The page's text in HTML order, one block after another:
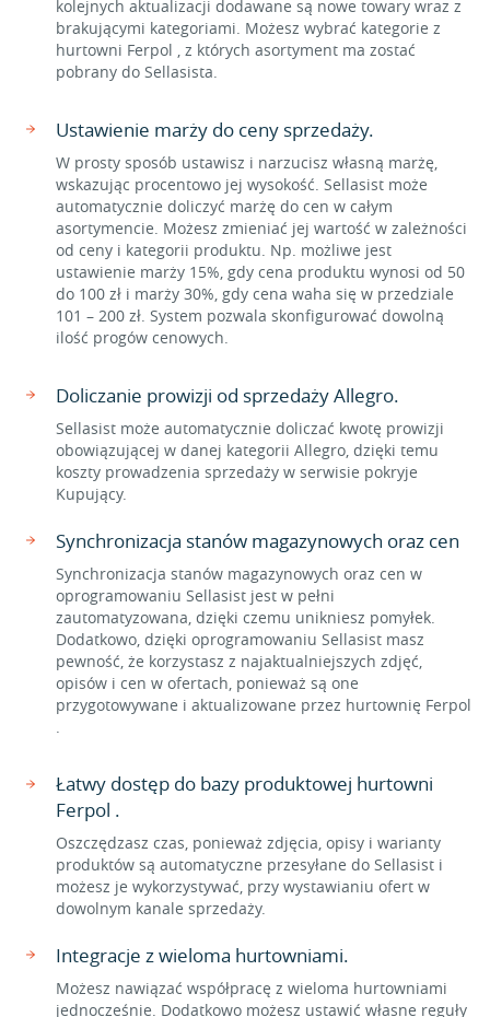
kolejnych aktualizacji dodawane są nowe towary wraz z
brakującymi kategoriami. Możesz wybrać kategorie z
hurtowni Ferpol , z których asortyment ma zostać
pobrany do Sellasista.
Ustawienie marży do ceny sprzedaży.
W prosty sposób ustawisz i narzucisz własną marżę,
wskazując procentowo jej wysokość. Sellasist może
automatycznie doliczyć marżę do cen w całym
asortymencie. Możesz zmieniać jej wartość w zależności
od ceny i kategorii produktu. Np. możliwe jest
ustawienie marży 15%, gdy cena produktu wynosi od 50
do 100 zł i marży 30%, gdy cena waha się w przedziale
101 – 200 zł. System pozwala skonfigurować dowolną
ilość progów cenowych.
Doliczanie prowizji od sprzedaży Allegro.
Sellasist może automatycznie doliczać kwotę prowizji
obowiązującej w danej kategorii Allegro, dzięki temu
koszty prowadzenia sprzedaży w serwisie pokryje
Kupujący.
Synchronizacja stanów magazynowych oraz cen
Synchronizacja stanów magazynowych oraz cen w
oprogramowaniu Sellasist jest w pełni
zautomatyzowana, dzięki czemu unikniesz pomyłek.
Dodatkowo, dzięki oprogramowaniu Sellasist masz
pewność, że korzystasz z najaktualniejszych zdjęć,
opisów i cen w ofertach, ponieważ są one
przygotowywane i aktualizowane przez hurtownię Ferpol
.
Łatwy dostęp do bazy produktowej hurtowni
Ferpol .
Oszczędzasz czas, ponieważ zdjęcia, opisy i warianty
produktów są automatyczne przesyłane do Sellasist i
możesz je wykorzystywać, przy wystawianiu ofert w
dowolnym kanale sprzedaży.
Integracje z wieloma hurtowniami.
Możesz nawiązać współpracę z wieloma hurtowniami
jednocześnie. Dodatkowo możesz ustawić własne reguły